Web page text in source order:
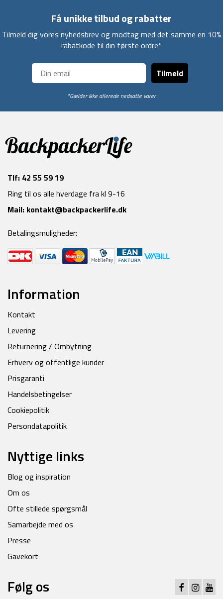
Få unikke tilbud og rabatter
Tilmeld dig vores nyhedsbrev og modtag med det samme en 10%
rabatkode til din første ordre*
Tilmeld
*Gælder ikke allerede nedsatte varer
Tlf: 42 55 59 19
Ring til os alle hverdage fra kl 9-16
Mail: kontakt@backpackerlife.dk
Betalingsmuligheder:
Information
Kontakt
Levering
Returnering / Ombytning
Erhverv og offentlige kunder
Prisgaranti
Handelsbetingelser
Cookiepolitik
Persondatapolitik
Nyttige links
Blog og inspiration
Om os
Ofte stillede spørgsmål
Samarbejde med os
Presse
Gavekort
Følg os